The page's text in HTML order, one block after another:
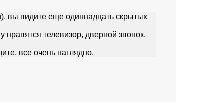
вы видите еще одиннадцать скрытых
телевизор, дверной звонок,
все очень наглядно.